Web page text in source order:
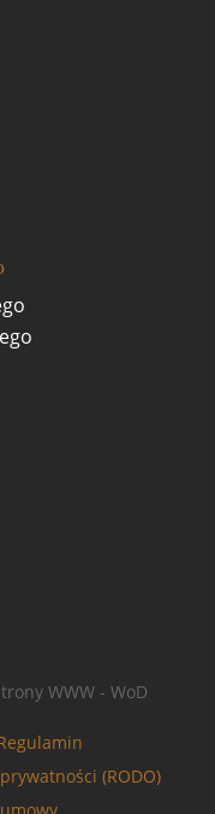
WWW - WoD
(RODO)